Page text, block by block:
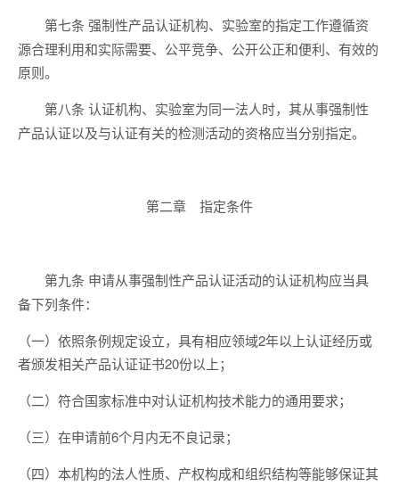
第七条 强制性产品认证机构、实验室的指定工作遵循资
源合理利用和实际需要、公平竞争、公开公正和便利、有效的
原则。
第八条 认证机构、实验室为同一法人时，其从事强制性
产品认证以及与认证有关的检测活动的资格应当分别指定。
第二章 指定条件
第九条 申请从事强制性产品认证活动的认证机构应当具
备下列条件：
（一）依照条例规定设立，具有相应领域2年以上认证经历或
者颁发相关产品认证证书20份以上；
（二）符合国家标准中对认证机构技术能力的通用要求；
（三）在申请前6个月内无不良记录；
（四）本机构的法人性质、产权构成和组织结构等能够保证其